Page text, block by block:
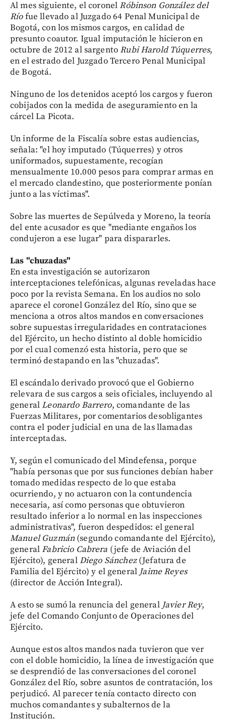
Al mes siguiente, el coronelRóbinson González del
Ríofue llevado al Juzgado 64 Penal Municipal de
Bogotá, con los mismos cargos, en calidad de
presunto coautor. Igual imputación le hicieron en
octubre de 2012 al sargentoRubi Harold Túquerres,
en el estrado del Juzgado Tercero Penal Municipal
de Bogotá.
Ninguno de los detenidos aceptó los cargos y fueron
cobijados con la medida de aseguramiento en la
cárcel La Picota.
Un informe de la Fiscalía sobre estas audiencias,
señala: "el hoy imputado (Túquerres) y otros
uniformados, supuestamente, recogían
mensualmente 10.000 pesos para comprar armas en
el mercado clandestino, que posteriormente ponían
junto a las víctimas".
Sobre las muertes de Sepúlveda y Moreno, la teoría
del ente acusador es que "mediante engaños los
condujeron a ese lugar" para dispararles.
Las "chuzadas"
En esta investigación se autorizaron
interceptaciones telefónicas, algunas reveladas hace
poco por la revista Semana. En los audios no solo
aparece el coronel González del Río, sino que se
menciona a otros altos mandos en conversaciones
sobre supuestas irregularidades en contrataciones
del Ejército, un hecho distinto al doble homicidio
por el cual comenzó esta historia, pero que se
terminó destapando en las "chuzadas".
El escándalo derivado provocó que el Gobierno
relevara de sus cargos a seis oficiales, incluyendo al
generalLeonardo Barrero, comandante de las
Fuerzas Militares, por comentarios desobligantes
contra el poder judicial en una de las llamadas
interceptadas.
Y, según el comunicado del Mindefensa, porque
"había personas que por sus funciones debían haber
tomado medidas respecto de lo que estaba
ocurriendo, y no actuaron con la contundencia
necesaria, así como personas que obtuvieron
resultado inferior a lo normal en las inspecciones
administrativas", fueron despedidos: el general
Manuel Guzmán(segundo comandante del Ejército),
generalFabricio Cabrera (jefe de Aviación del
Ejército), generalDiego Sánchez(Jefatura de
Familia del Ejército) y el general Jaime Reyes
(director de Acción Integral).
A esto se sumó la renuncia del general Javier Rey,
jefe del Comando Conjunto de Operaciones del
Ejército.
Aunque estos altos mandos nada tuvieron que ver
con el doble homicidio, la línea de investigación que
se desprendió de las conversaciones del coronel
González del Río, sobre asuntos de contratación, los
perjudicó. Al parecer tenía contacto directo con
muchos comandantes y subalternos de la
Institución.